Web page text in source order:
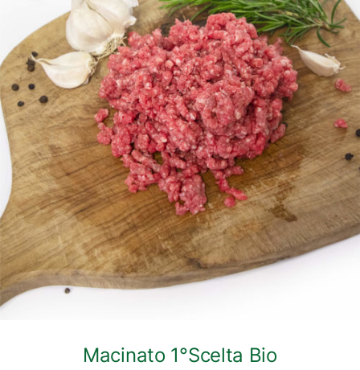
DETTAGLI
Macinato 1°Scelta Bio